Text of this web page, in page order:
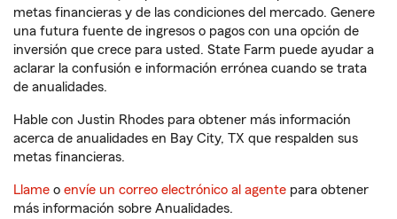
metas financieras y de las condiciones del mercado. Genere
una futura fuente de ingresos o pagos con una opción de
inversión que crece para usted. State Farm puede ayudar a
aclarar la confusión e información errónea cuando se trata
de anualidades.
Hable con Justin Rhodes para obtener más información
acerca de anualidades en Bay City, TX que respalden sus
metas financieras.
Llame o envíe un correo electrónico al agente para obtener
más información sobre Anualidades.